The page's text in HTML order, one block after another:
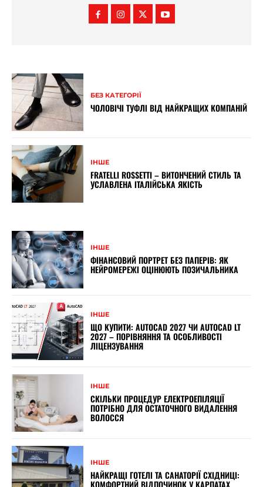
БЕЗ КАТЕГОРІЇ
ЧОЛОВІЧІ ТУФЛІ ВІД НАЙКРАЩИХ КОМПАНІЙ
ІНШЕ
FRATELLI ROSSETTI – ВИТОНЧЕНИЙ СТИЛЬ ТА
УСЛАВЛЕНА ІТАЛІЙСЬКА ЯКІСТЬ
ІНШЕ
ФІНАНСОВИЙ ПОРТРЕТ БЕЗ ПАПЕРІВ: ЯК
НЕЙРОМЕРЕЖІ ОЦІНЮЮТЬ ПОЗИЧАЛЬНИКА
ІНШЕ
ЩО КУПИТИ: AUTOCAD 2027 ЧИ AUTOCAD LT
2027 – ПОРІВНЯННЯ ТА ОСОБЛИВОСТІ
ЛІЦЕНЗУВАННЯ
ІНШЕ
СКІЛЬКИ ПРОЦЕДУР ЕЛЕКТРОЕПІЛЯЦІЇ
ПОТРІБНО ДЛЯ ОСТАТОЧНОГО ВИДАЛЕННЯ
ВОЛОССЯ
ІНШЕ
НАЙКРАЩІ ГОТЕЛІ ТА САНАТОРІЇ СХІДНИЦІ:
КОМФОРТНИЙ ВІДПОЧИНОК У КАРПАТАХ